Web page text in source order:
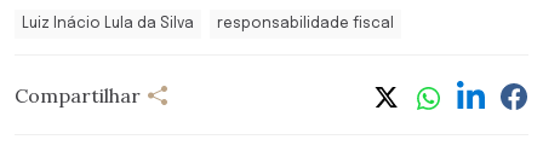
Luiz Inácio Lula da Silva responsabilidade fiscal
Compartilhar